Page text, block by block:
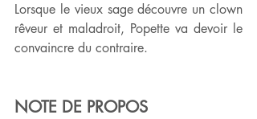
Lorsque le vieux sage découvre un clown
rêveur et maladroit, Popette va devoir le
convaincre du contraire.
NOTE DE PROPOS